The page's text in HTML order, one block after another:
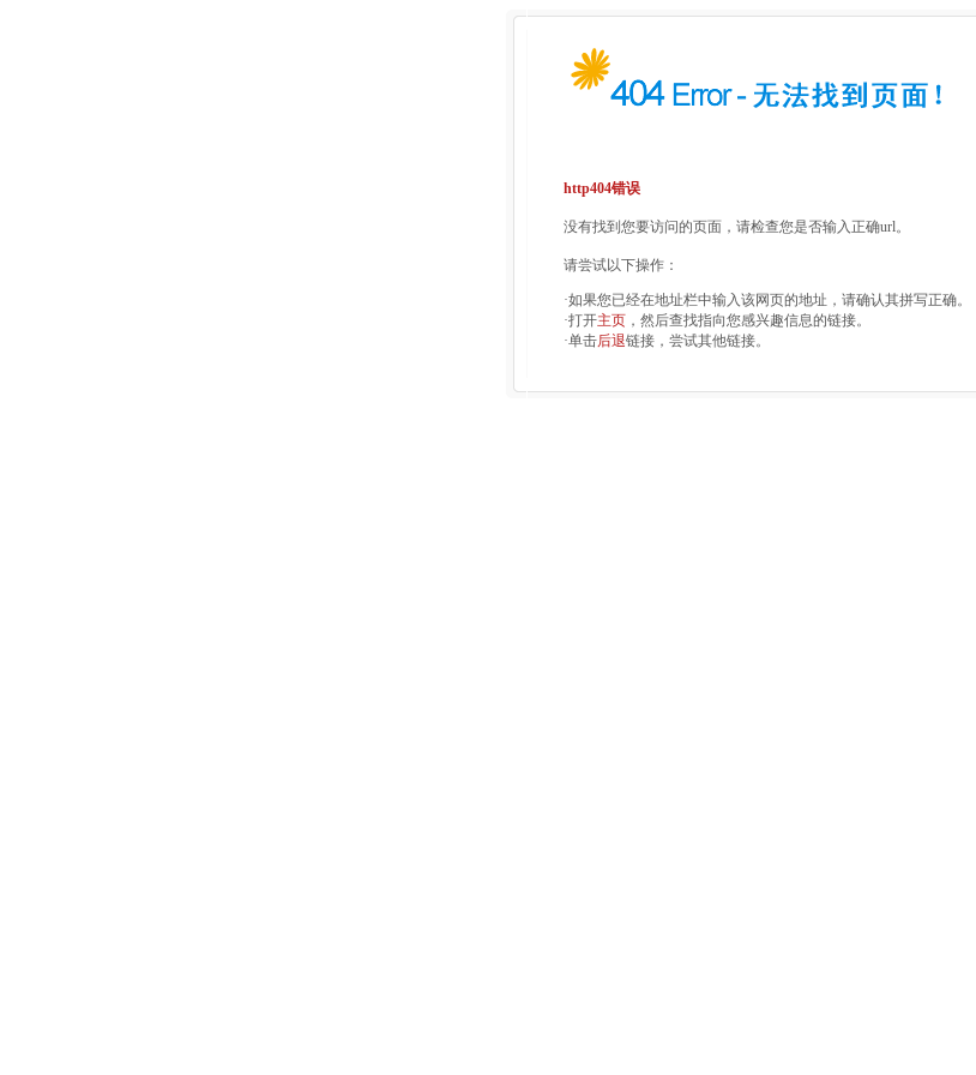
http404错误
没有找到您要访问的页面，请检查您是否输入正确url。
请尝试以下操作：
·如果您已经在地址栏中输入该网页的地址，请确认其拼写正确。
·打开主页 ，然后查找指向您感兴趣信息的链接。
·单击后退链接，尝试其他链接。